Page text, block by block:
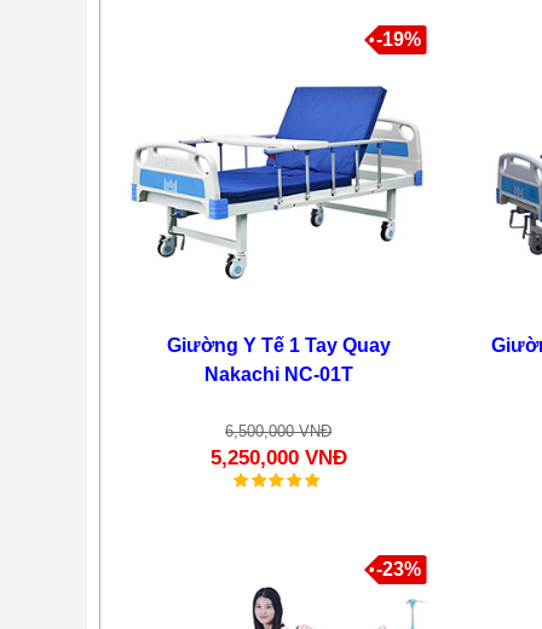
Giường Paramount Bed
A5 3 Động Cơ
-27%
Giường Y Tế 1 Tay Quay
Nakachi NC-01T
6,500,000 VNĐ
5,250,000 VNĐ
-19%
-23%